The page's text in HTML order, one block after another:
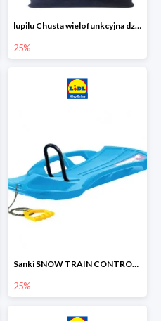
lupilu Chusta wielofunkcyjna dziecięca
25%
Sanki SNOW TRAIN CONTROL -25%
25%